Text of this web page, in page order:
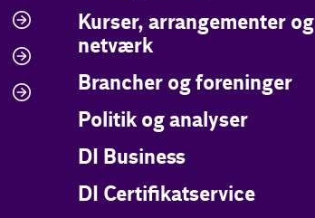
Kurser, arrangementer og
netværk
Brancher og foreninger
Politik og analyser
DI Business
DI Certifikatservice